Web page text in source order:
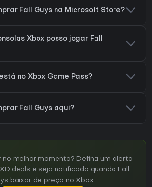
Fall Guys na Microsoft Store?
Xbox posso jogar Fall
no Xbox Game Pass?
Fall Guys aqui?
no melhor momento? Defina um alerta
e seja notificado quando Fall
baixar de preço no Xbox.